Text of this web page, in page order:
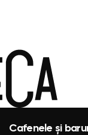
Cafenele și